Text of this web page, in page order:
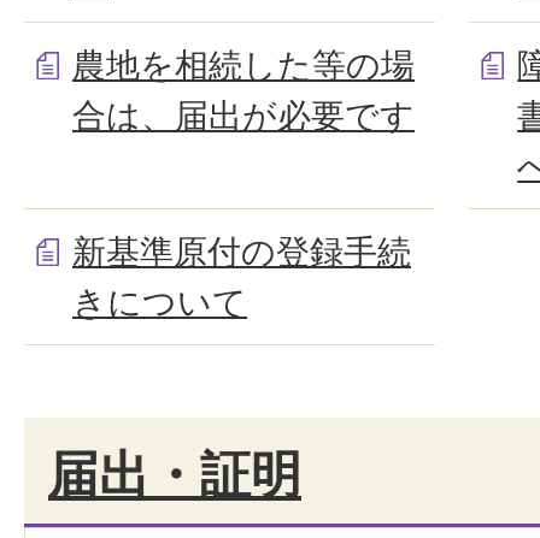
農地を相続した等の場
合は、届出が必要です
新基準原付の登録手続
きについて
届出・証明